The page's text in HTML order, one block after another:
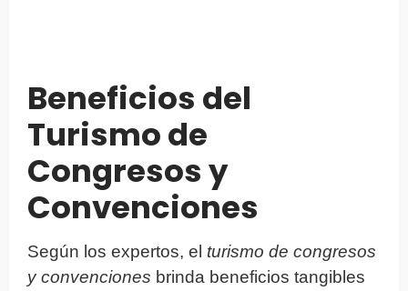
Beneficios del
Turismo de
Congresos y
Convenciones
Según los expertos, el turismo de congresos
y convenciones brinda beneficios tangibles